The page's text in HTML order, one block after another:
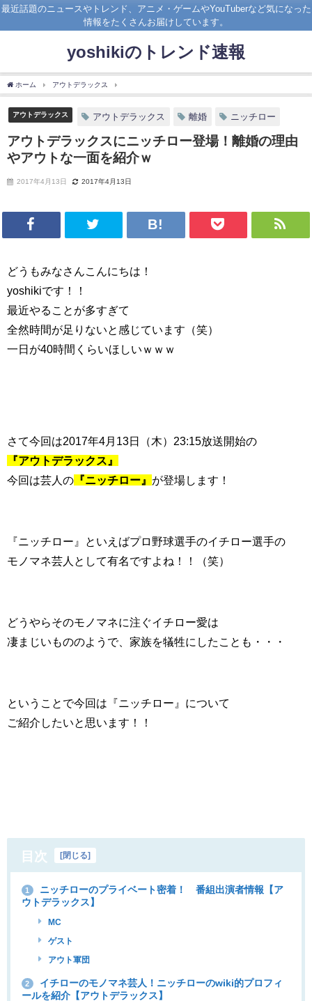
最近話題のニュースやトレンド、アニメ・ゲームやYouTuberなど気になった
情報をたくさんお届けしています。
yoshikiのトレンド速報
ホーム アウトデラックス
アウトデラックス アウトデラックス 離婚 ニッチロー
アウトデラックスにニッチロー登場！離婚の理由
やアウトな一面を紹介ｗ
2017年4月13日 2017年4月13日
どうもみなさんこんにちは！
yoshikiです！！
最近やることが多すぎて
全然時間が足りないと感じています（笑）
一日が40時間くらいほしいｗｗｗ
さて今回は2017年4月13日（木）23:15放送開始の
『アウトデラックス』
今回は芸人の 『ニッチロー』 が登場します！
『ニッチロー』といえばプロ野球選手のイチロー選手の
モノマネ芸人として有名ですよね！！（笑）
どうやらそのモノマネに注ぐイチロー愛は
凄まじいもののようで、家族を犠牲にしたことも・・・
ということで今回は『ニッチロー』について
ご紹介したいと思います！！
目次 [閉じる]
1
ニッチローのプライベート密着！ 番組出演者情報【ア
ウトデラックス】
MC
ゲスト
アウト軍団
2
イチローのモノマネ芸人！ニッチローのwiki的プロフィ
ールを紹介【アウトデラックス】